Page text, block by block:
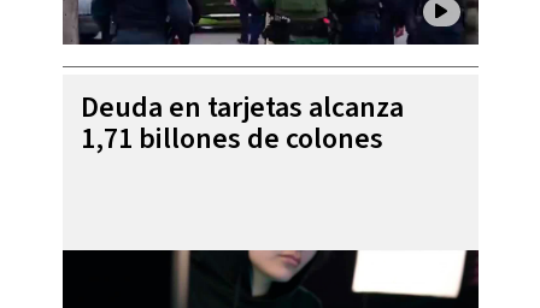
Deuda en tarjetas alcanza
1,71 billones de colones